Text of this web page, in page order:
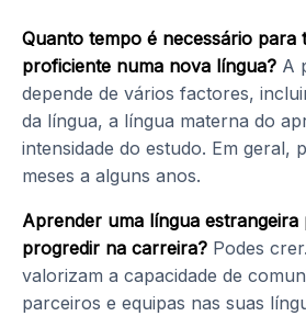
Quanto tempo é necessário para
proficiente numa nova língua? A
depende de vários factores,
da língua, a língua materna do
intensidade do estudo. Em geral,
meses a alguns anos.
Aprender uma língua estrangeira
progredir na carreira? Podes
valorizam a capacidade de
parceiros e equipas nas suas